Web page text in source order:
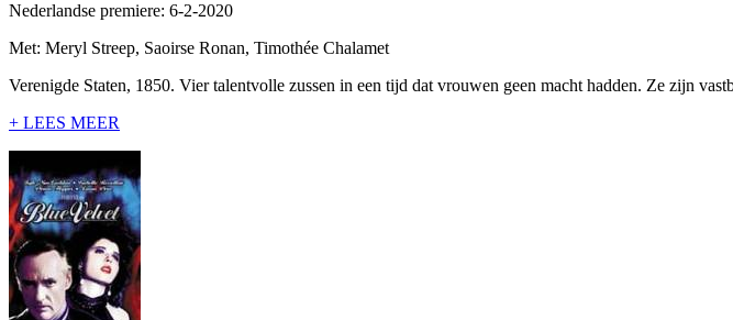
Nederlandse premiere: 6-2-2020
Met: Meryl Streep, Saoirse Ronan, Timothée Chalamet
Verenigde Staten, 1850. Vier talentvolle zussen in een tijd dat vrouwen geen macht hadden. Ze zijn
+ LEES MEER